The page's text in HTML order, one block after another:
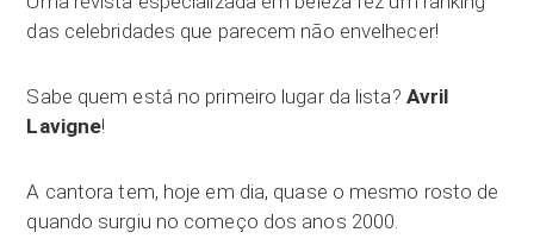
das celebridades que parecem não envelhecer!
Sabe quem está no primeiro lugar da lista? Avril
Lavigne!
A cantora tem, hoje em dia, quase o mesmo rosto de
quando surgiu no começo dos anos 2000.